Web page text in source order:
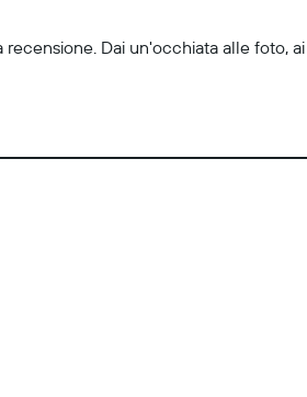
Dai un'occhiata alle foto,